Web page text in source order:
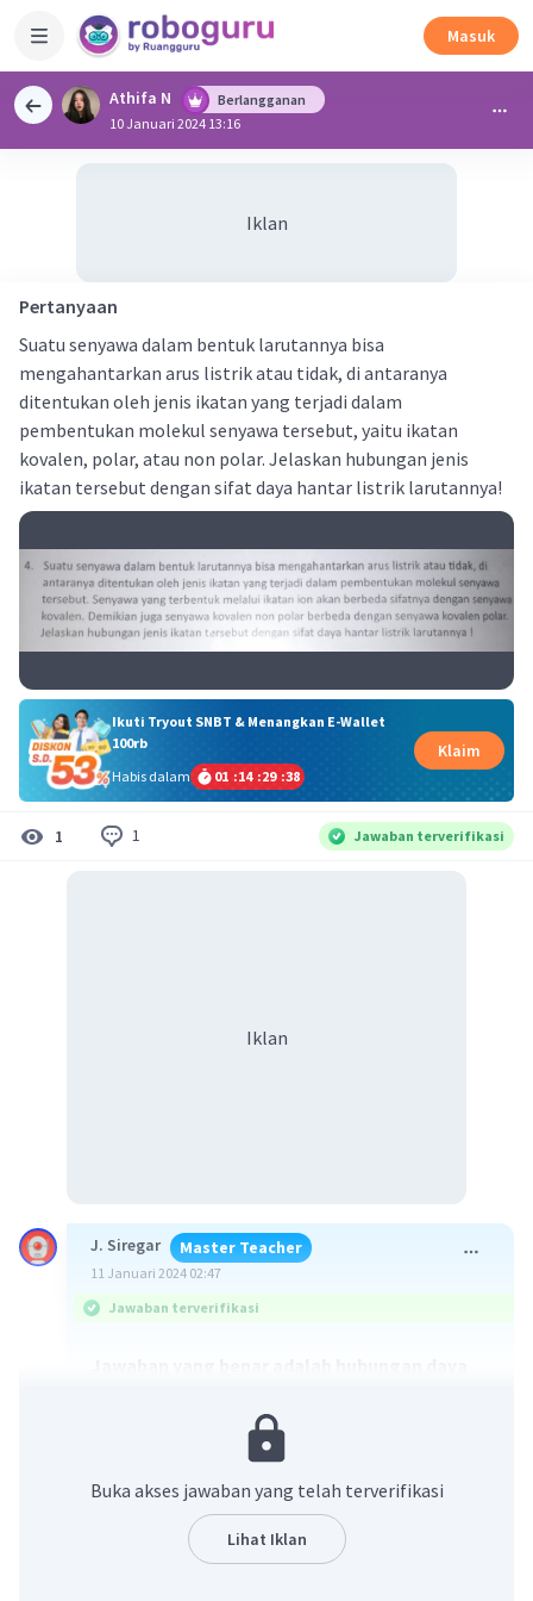
Masuk
Athifa N
Berlangganan
10 Januari 2024 13:16
Iklan
Pertanyaan
Suatu senyawa dalam bentuk larutannya bisa
mengahantarkan arus listrik atau tidak, di antaranya
ditentukan oleh jenis ikatan yang terjadi dalam
pembentukan molekul senyawa tersebut, yaitu ikatan
kovalen, polar, atau non polar. Jelaskan hubungan jenis
ikatan tersebut dengan sifat daya hantar listrik larutannya!
Ikuti Tryout SNBT & Menangkan E-Wallet
100rb
Habis dalam
01 :14 :29 :37
Klaim
1 1 Jawaban terverifikasi
Iklan
J. Siregar Master Teacher
11 Januari 2024 02:47
Jawaban terverifikasi
senyawanya, yaitu semakin banyak ion yang
dihasilkan dalam larutannya, semakin kuat
daya hantar listrinya.
Daya hantar listrik suatu larutan dipengaruhi
oleh jumlah ion yang ada di dalam larutan. Ikatan
Buka akses jawaban yang telah terverifikasi
Lihat Iklan